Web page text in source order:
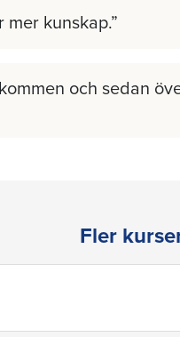
kunskap.
och sedan
Fler